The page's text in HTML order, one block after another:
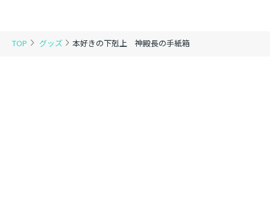
TOP グッズ 本好きの下剋上 神殿長の手紙箱